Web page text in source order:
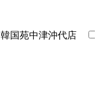
韓国苑中津沖代店